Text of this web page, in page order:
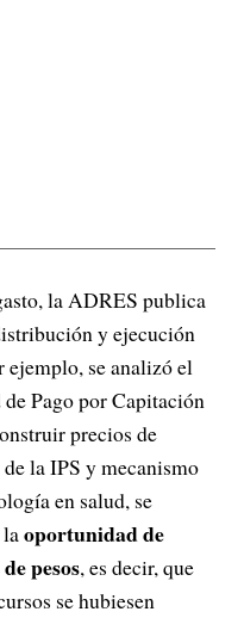
la ADRES publica
y ejecución
ejemplo, se analizó el
Pago por Capitación
precios de
la IPS y mecanismo
en salud, se
oportunidad de
pesos, es decir, que
se hubiesen